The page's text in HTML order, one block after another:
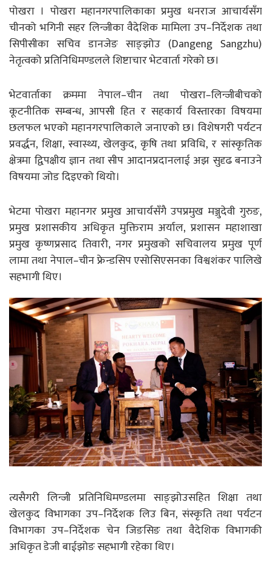
पोखरा । पोखरा महानगरपालिकाका प्रमुख धनराज आचार्यसँग
चीनको भगिनी सहर लिन्जीका वैदेशिक मामिला उप–निर्देशक तथा
सिपीसीका सचिव डानजेङ साङ्झोउ (Dangeng Sangzhu)
नेतृत्वको प्रतिनिधिमण्डलले शिष्टाचार भेटवार्ता गरेको छ।
भेटवार्ताका क्रममा नेपाल–चीन तथा पोखरा–लिन्जीबीचको
कूटनीतिक सम्बन्ध, आपसी हित र सहकार्य विस्तारका विषयमा
छलफल भएको महानगरपालिकाले जनाएको छ। विशेषगरी पर्यटन
प्रवर्द्धन, शिक्षा, स्वास्थ्य, खेलकुद, कृषि तथा प्रविधि, र सांस्कृतिक
क्षेत्रमा द्विपक्षीय ज्ञान तथा सीप आदानप्रदानलाई अझ सुदृढ बनाउने
विषयमा जोड दिइएको थियो।
भेटमा पोखरा महानगर प्रमुख आचार्यसँगै उपप्रमुख मञ्जुदेवी गुरुङ,
प्रमुख प्रशासकीय अधिकृत मुक्तिराम अर्याल, प्रशासन महाशाखा
प्रमुख कृष्णप्रसाद तिवारी, नगर प्रमुखको सचिवालय प्रमुख पूर्ण
लामा तथा नेपाल–चीन फ्रेन्डसिप एसोसिएसनका विश्वशंकर पालिखे
सहभागी थिए।
त्यसैगरी लिन्जी प्रतिनिधिमण्डलमा साङ्झोउसहित शिक्षा तथा
खेलकुद विभागका उप–निर्देशक लिउ बिन, संस्कृति तथा पर्यटन
विभागका उप–निर्देशक चेन जिङसिङ तथा वैदेशिक विभागकी
अधिकृत डेजी बाईझोङ सहभागी रहेका थिए।